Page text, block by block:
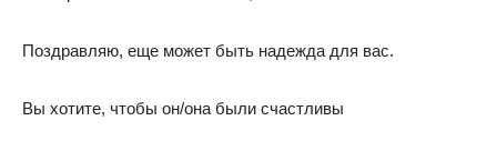
Поздравляю, еще может быть надежда для вас.
Вы хотите, чтобы он/она были счастливы